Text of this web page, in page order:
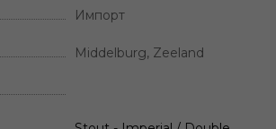
Импорт
Middelburg, Zeeland